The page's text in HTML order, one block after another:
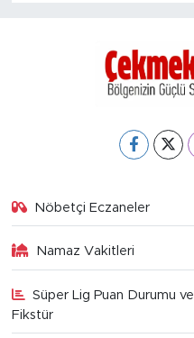
Nöbetçi Eczaneler
Namaz Vakitleri
Süper Lig Puan Durumu ve
Fikstür